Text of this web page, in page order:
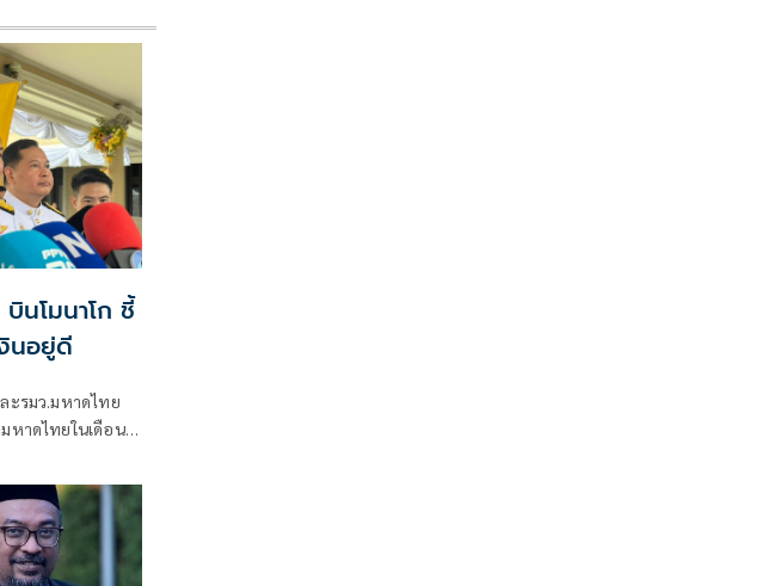
นโมนาโก ชี้
นอยู่ดี
ะรมว.มหาดไทย
หาดไทยในเดือน